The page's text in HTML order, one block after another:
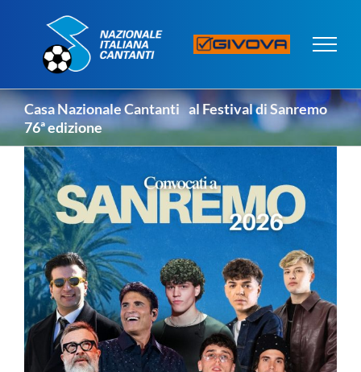
Casa Nazionale Cantanti al Festival di Sanremo
76ª edizione
Ingrandisci
immagine